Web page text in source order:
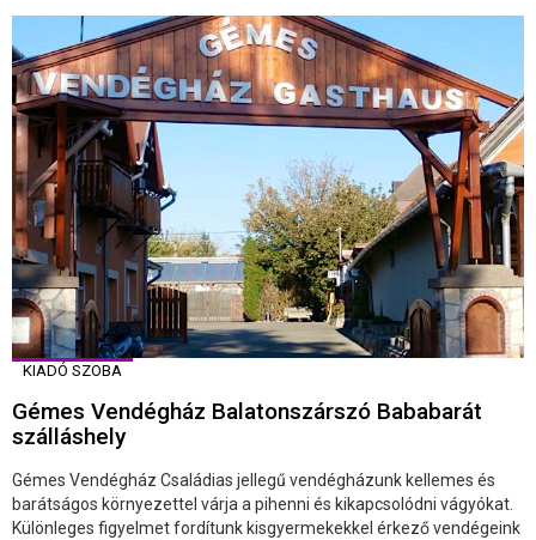
KIADÓ SZOBA
Gémes Vendégház Balatonszárszó Bababarát
szálláshely
Gémes Vendégház Családias jellegű vendégházunk kellemes és
barátságos környezettel várja a pihenni és kikapcsolódni vágyókat.
Különleges figyelmet fordítunk kisgyermekekkel érkező vendégeink